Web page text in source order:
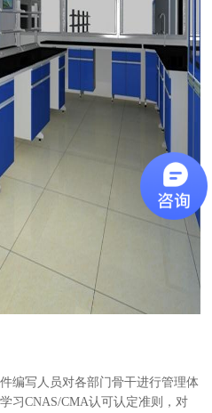
写人员对各部门骨干进行管理体
习CNAS/CMA认可认定准则，对